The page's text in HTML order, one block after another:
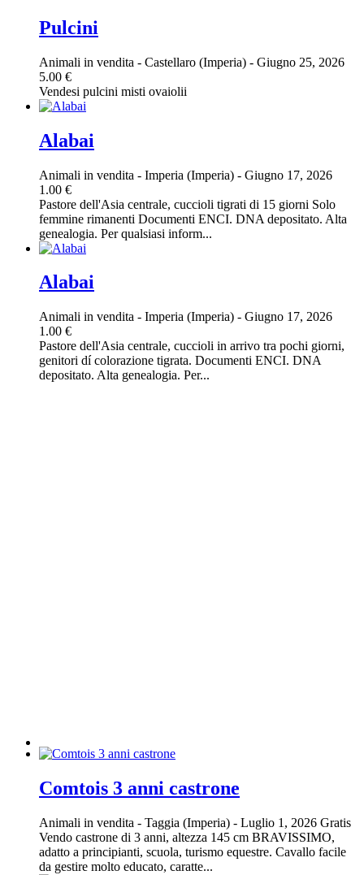
Pulcini
Animali in vendita - Castellaro (Imperia) - Giugno 25, 2026
5.00 €
Vendesi pulcini misti ovaiolii
Alabai
Animali in vendita - Imperia (Imperia) - Giugno 17, 2026
1.00 €
Pastore dell'Asia centrale, cuccioli tigrati di 15 giorni Solo
femmine rimanenti Documenti ENCI. DNA depositato. Alta
genealogia. Per qualsiasi inform...
Alabai
Animali in vendita - Imperia (Imperia) - Giugno 17, 2026
1.00 €
Pastore dell'Asia centrale, cuccioli in arrivo tra pochi giorni,
genitori dí colorazione tigrata. Documenti ENCI. DNA
depositato. Alta genealogia. Per...
Comtois 3 anni castrone
Animali in vendita - Taggia (Imperia) - Luglio 1, 2026 Gratis
Vendo castrone di 3 anni, altezza 145 cm BRAVISSIMO,
adatto a principianti, scuola, turismo equestre. Cavallo facile
da gestire molto educato, caratte...